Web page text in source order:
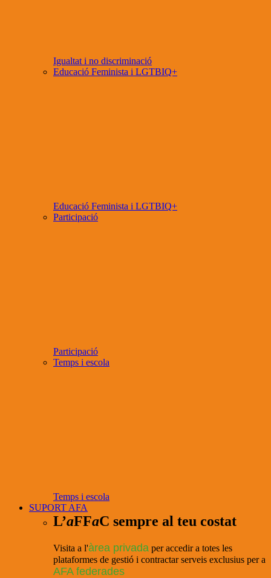
Igualtat i no discriminació
Educació Feminista i LGTBIQ+
Educació Feminista i LGTBIQ+
Participació
Participació
Temps i escola
Temps i escola
SUPORT AFA
L’aFFaC sempre al teu costat
Visita a l'àrea privada per accedir a totes les
plataformes de gestió i contractar serveis exclusius per a
AFA federades